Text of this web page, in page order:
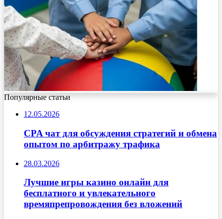
Популярные статьи
12.05.2026
CPA чат для обсуждения стратегий и обмена
опытом по арбитражу трафика
28.03.2026
Лучшие игры казино онлайн для
бесплатного и увлекательного
времяпрепровождения без вложений